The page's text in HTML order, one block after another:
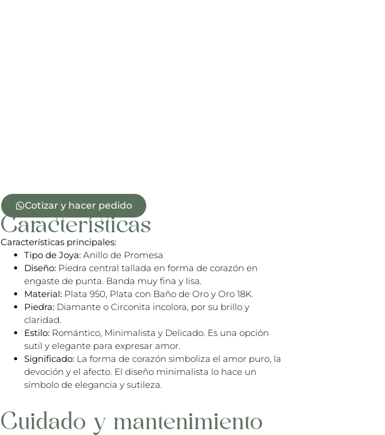
Cotizar y hacer pedido
Características
Características principales:
Tipo de Joya: Anillo de Promesa
Diseño: Piedra central tallada en forma de corazón en
engaste de punta. Banda muy fina y lisa.
Material: Plata 950, Plata con Baño de Oro y Oro 18K.
Piedra: Diamante o Circonita incolora, por su brillo y
claridad.
Estilo: Romántico, Minimalista y Delicado. Es una opción
sutil y elegante para expresar amor.
Significado: La forma de corazón simboliza el amor puro, la
devoción y el afecto. El diseño minimalista lo hace un
símbolo de elegancia y sutileza.
Cuidado y mantenimiento